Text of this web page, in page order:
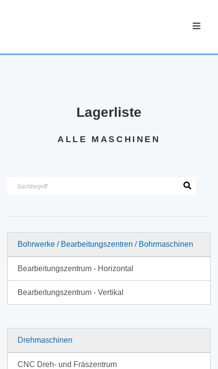
Lagerliste
ALLE MASCHINEN
Bohrwerke / Bearbeitungszentren / Bohrmaschinen
Bearbeitungszentrum - Horizontal
Bearbeitungszentrum - Vertikal
Drehmaschinen
CNC Dreh- und Fräszentrum